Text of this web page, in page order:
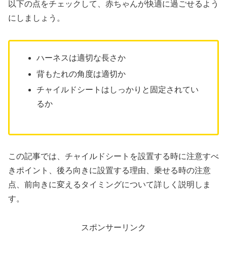
以下の点をチェックして、赤ちゃんが快適に過ごせるよう
にしましょう。
ハーネスは適切な長さか
背もたれの角度は適切か
チャイルドシートはしっかりと固定されてい
るか
この記事では、チャイルドシートを設置する時に注意すべ
きポイント、後ろ向きに設置する理由、乗せる時の注意
点、前向きに変えるタイミングについて詳しく説明しま
す。
スポンサーリンク